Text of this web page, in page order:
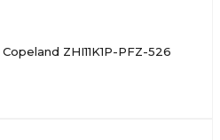
ZHI11K1P-PFZ-526